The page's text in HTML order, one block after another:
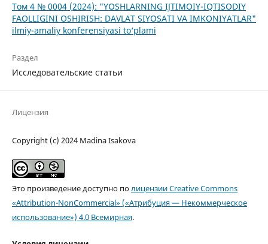
Том 4 № 0004 (2024): "YOSHLARNING IJTIMOIY-IQTISODIY
FAOLLIGINI OSHIRISH: DAVLAT SIYOSATI VA IMKONIYATLAR"
ilmiy-amaliy konferensiyasi to‘plami
Раздел
Исследовательские статьи
Лицензия
Copyright (c) 2024 Madina Isakova
Это произведение доступно полицензии Creative Commons
«Attribution-NonCommercial» («Атрибуция — Некоммерческое
использование») 4.0 Всемирная.